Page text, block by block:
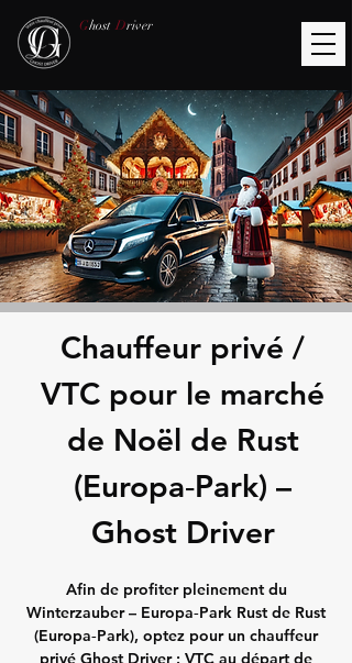
Ghost Driver
Chauffeur privé /
VTC pour le marché
de Noël de Rust
(Europa‑Park) –
Ghost Driver
Afin de profiter pleinement du
Winterzauber – Europa‑Park Rust de Rust
(Europa‑Park), optez pour un chauffeur
privé Ghost Driver : VTC au départ de